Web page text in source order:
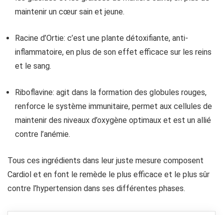
maintenir un cœur sain et jeune.
Racine d’Ortie: c’est une plante détoxifiante, anti-
inflammatoire, en plus de son effet efficace sur les reins
et le sang.
Riboflavine: agit dans la formation des globules rouges,
renforce le système immunitaire, permet aux cellules de
maintenir des niveaux d’oxygène optimaux et est un allié
contre l’anémie.
Tous ces ingrédients dans leur juste mesure composent
Cardiol et en font le remède le plus efficace et le plus sûr
contre l’hypertension dans ses différentes phases.